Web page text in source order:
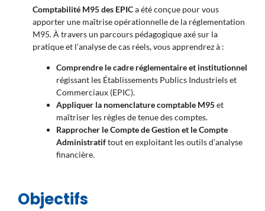
Comptabilité M95 des EPICa été conçue pour vous
apporter une maîtrise opérationnelle de la réglementation
M95. À travers un parcours pédagogique axé sur la
pratique et l’analyse de cas réels, vous apprendrez à :
Comprendre le cadre réglementaire et institutionnel
régissant les Établissements Publics Industriels et
Commerciaux (EPIC).
Appliquer la nomenclature comptable M95et
maîtriser les règles de tenue des comptes.
Rapprocher le Compte de Gestion et le Compte
Administratiftout en exploitant les outils d’analyse
financière.
Objectifs